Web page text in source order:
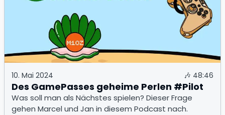
10. Mai 2024 🎶 48:46
Des GamePasses geheime Perlen #Pilot
Was soll man als Nächstes spielen? Dieser Frage
gehen Marcel und Jan in diesem Podcast nach.